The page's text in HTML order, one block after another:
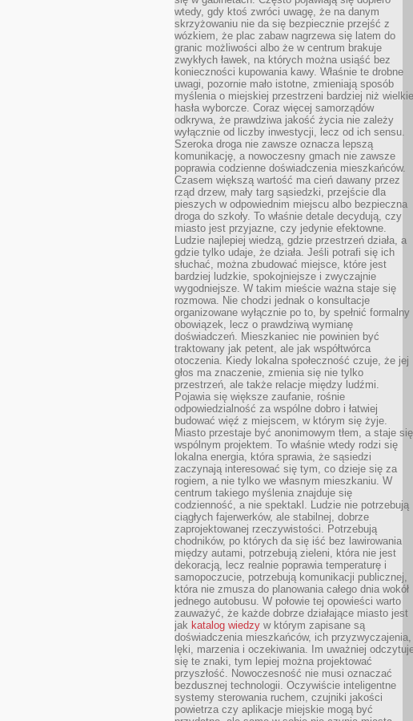
wtedy, gdy ktoś zwróci uwagę, że na danym
skrzyżowaniu nie da się bezpiecznie przejść z
wózkiem, że plac zabaw nagrzewa się latem do
granic możliwości albo że w centrum brakuje
zwykłych ławek, na których można usiąść bez
konieczności kupowania kawy. Właśnie te drobne
uwagi, pozornie mało istotne, zmieniają sposób
myślenia o miejskiej przestrzeni bardziej niż wielkie
hasła wyborcze. Coraz więcej samorządów
odkrywa, że prawdziwa jakość życia nie zależy
wyłącznie od liczby inwestycji, lecz od ich sensu.
Szeroka droga nie zawsze oznacza lepszą
komunikację, a nowoczesny gmach nie zawsze
poprawia codzienne doświadczenia mieszkańców.
Czasem większą wartość ma cień dawany przez
rząd drzew, mały targ sąsiedzki, przejście dla
pieszych w odpowiednim miejscu albo bezpieczna
droga do szkoły. To właśnie detale decydują, czy
miasto jest przyjazne, czy jedynie efektowne.
Ludzie najlepiej wiedzą, gdzie przestrzeń działa, a
gdzie tylko udaje, że działa. Jeśli potrafi się ich
słuchać, można zbudować miejsce, które jest
bardziej ludzkie, spokojniejsze i zwyczajnie
wygodniejsze. W takim mieście ważna staje się
rozmowa. Nie chodzi jednak o konsultacje
organizowane wyłącznie po to, by spełnić formalny
obowiązek, lecz o prawdziwą wymianę
doświadczeń. Mieszkaniec nie powinien być
traktowany jak petent, ale jak współtwórca
otoczenia. Kiedy lokalna społeczność czuje, że jej
głos ma znaczenie, zmienia się nie tylko
przestrzeń, ale także relacje między ludźmi.
Pojawia się większe zaufanie, rośnie
odpowiedzialność za wspólne dobro i łatwiej
budować więź z miejscem, w którym się żyje.
Miasto przestaje być anonimowym tłem, a staje się
wspólnym projektem. To właśnie wtedy rodzi się
lokalna energia, która sprawia, że sąsiedzi
zaczynają interesować się tym, co dzieje się za
rogiem, a nie tylko we własnym mieszkaniu. W
centrum takiego myślenia znajduje się
codzienność, a nie spektakl. Ludzie nie potrzebują
ciągłych fajerwerków, ale stabilnej, dobrze
zaprojektowanej rzeczywistości. Potrzebują
chodników, po których da się iść bez lawirowania
między autami, potrzebują zieleni, która nie jest
dekoracją, lecz realnie poprawia temperaturę i
samopoczucie, potrzebują komunikacji publicznej,
która nie zmusza do planowania całego dnia wokół
jednego autobusu. W połowie tej opowieści warto
zauważyć, że każde dobrze działające miasto jest
jak katalog wiedzy w którym zapisane są
doświadczenia mieszkańców, ich przyzwyczajenia,
lęki, marzenia i oczekiwania. Im uważniej
się te znaki, tym lepiej można projektować
przyszłość. Nowoczesność nie musi oznaczać
bezdusznej technologii. Oczywiście inteligentne
systemy sterowania ruchem, czujniki jakości
powietrza czy aplikacje miejskie mogą być